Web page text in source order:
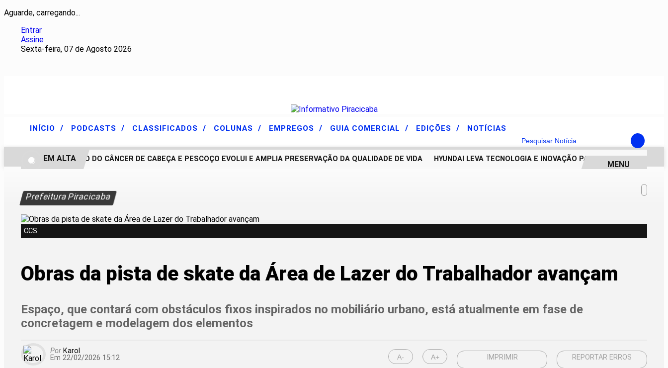
Aguarde, carregando...
Entrar
Assine
Sexta-feira, 07 de Agosto 2026
Pesquisar Notícia
INÍCIO / PODCASTS / CLASSIFICADOS / COLUNAS / EMPREGOS / GUIA COMERCIAL / EDIÇÕES / NOTÍCIAS
TRATAMENTO DO CÂNCER DE CABEÇA E PESCOÇO EVOLUI E AMPLIA PRESERVAÇÃO DA QUALIDADE DE VIDA HYUNDAI LEVA TECNOLOGIA E INOVAÇÃO PARA ESTUDANTES DA
EM ALTA
MENU
Prefeitura Piracicaba
CCS
Obras da pista de skate da Área de Lazer do Trabalhador avançam
Espaço, que contará com obstáculos fixos inspirados no mobiliário urbano, está atualmente em fase de
concretagem e modelagem dos elementos
Por Karol
Em 22/02/2026 15:12
A- A+ IMPRIMIR REPORTAR ERROS